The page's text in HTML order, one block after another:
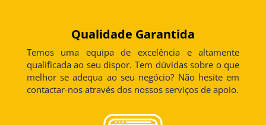
Qualidade Garantida
Temos uma equipa de excelência e altamente
qualificada ao seu dispor. Tem dúvidas sobre o que
melhor se adequa ao seu negócio? Não hesite em
contactar-nos através dos nossos serviços de apoio.